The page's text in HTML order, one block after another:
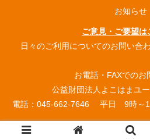
お知らせ
ご意見・ご要望は
日々のご利用についてのお問い合
お電話・FAXでのお
公益財団法人よこはまユ
電話：045-662-7646 平日 9時～
© 2004 よこはまユース放